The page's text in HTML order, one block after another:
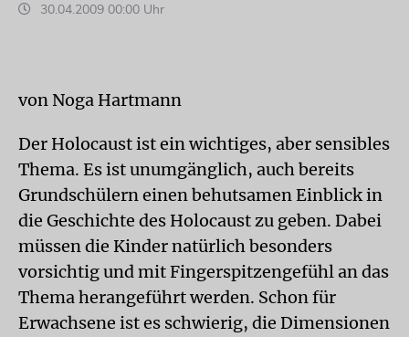
30.04.2009 00:00 Uhr
von Noga Hartmann
Der Holocaust ist ein wichtiges, aber sensibles
Thema. Es ist unumgänglich, auch bereits
Grundschülern einen behutsamen Einblick in
die Geschichte des Holocaust zu geben. Dabei
müssen die Kinder natürlich besonders
vorsichtig und mit Fingerspitzengefühl an das
Thema herangeführt werden. Schon für
Erwachsene ist es schwierig, die Dimensionen